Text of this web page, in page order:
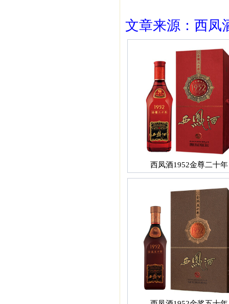
文章来源：西凤
西凤酒1952金尊二十年